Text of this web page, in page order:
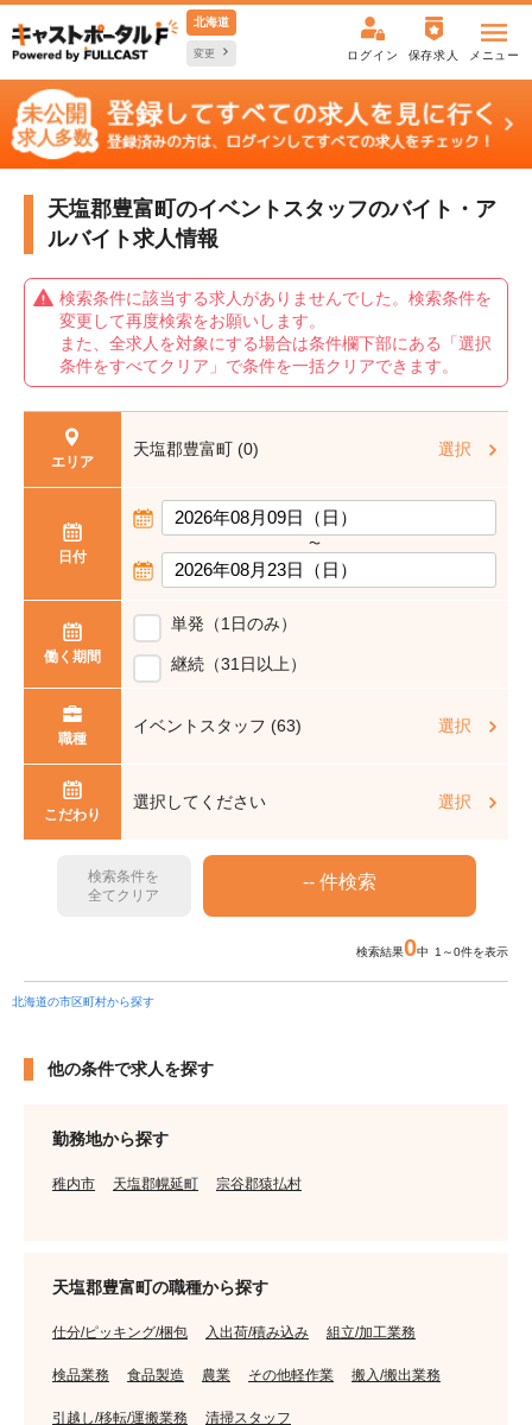
北海道
変更 ログイン 保存求人 メニュー
天塩郡豊富町のイベントスタッフのバイト・ア
ルバイト求人情報
検索条件に該当する求人がありませんでした。検索条件を
変更して再度検索をお願いします。
また、全求人を対象にする場合は条件欄下部にある「選択
条件をすべてクリア」で条件を一括クリアできます。
エリア
天塩郡豊富町 (0) 選択
日付
〜
働く期間
単発（1日のみ）
継続（31日以上）
職種
イベントスタッフ (63) 選択
こだわり
選択してください 選択
検索条件を
全てクリア
検索結果0中 1～0件を表示
北海道の市区町村から探す
他の条件で求人を探す
勤務地から探す
稚内市 天塩郡幌延町 宗谷郡猿払村
天塩郡豊富町の職種から探す
仕分/ピッキング/梱包 入出荷/積み込み 組立/加工業務
検品業務 食品製造 農業 その他軽作業 搬入/搬出業務
引越し/移転/運搬業務 清掃スタッフ